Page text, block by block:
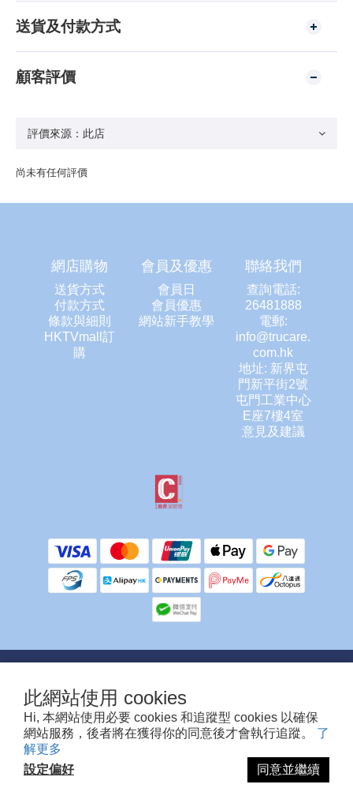
此網站使用 cookies
Hi, 本網站使用必要 cookies 和追蹤型 cookies 以確保
網站服務，後者將在獲得你的同意後才會執行追蹤。 了
解更多
設定偏好
同意並繼續
送貨及付款方式
顧客評價
尚未有任何評價
網店購物
送貨方式
付款方式
條款與細則
HKTVmall訂
購
會員及優惠
會員日
會員優惠
網站新手教學
聯絡我們
查詢電話:
26481888
電郵:
info@trucare.
com.hk
地址: 新界屯
門新平街2號
屯門工業中心
E座7樓4室
意見及建議
除銀行ATM付款需要上傳入數紙人工確認外，其他付款方式為系統自動確認，多謝留
意🙏